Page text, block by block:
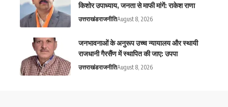
किशोर उपाध्याय, जनता से माफी मांगें: राकेश राणा
उत्तराखंडराजनीतिAugust 8, 2026
जनभावनाओं के अनुरूप उच्च न्यायालय और स्थायी
राजधानी गैरसैंण में स्थापित की जाए: उपपा
उत्तराखंडराजनीतिAugust 8, 2026